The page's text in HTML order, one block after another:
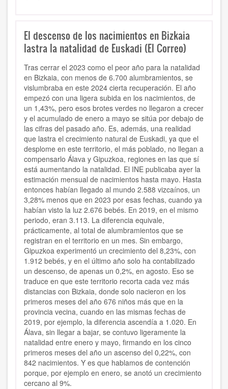
El descenso de los nacimientos en Bizkaia
lastra la natalidad de Euskadi (El Correo)
Tras cerrar el 2023 como el peor año para la natalidad
en Bizkaia, con menos de 6.700 alumbramientos, se
vislumbraba en este 2024 cierta recuperación. El año
empezó con una ligera subida en los nacimientos, de
un 1,43%, pero esos brotes verdes no llegaron a crecer
y el acumulado de enero a mayo se sitúa por debajo de
las cifras del pasado año. Es, además, una realidad
que lastra el crecimiento natural de Euskadi, ya que el
desplome en este territorio, el más poblado, no llegan a
compensarlo Álava y Gipuzkoa, regiones en las que sí
está aumentando la natalidad. El INE publicaba ayer la
estimación mensual de nacimientos hasta mayo. Hasta
entonces habían llegado al mundo 2.588 vizcaínos, un
3,28% menos que en 2023 por esas fechas, cuando ya
habían visto la luz 2.676 bebés. En 2019, en el mismo
periodo, eran 3.113. La diferencia equivale,
prácticamente, al total de alumbramientos que se
registran en el territorio en un mes. Sin embargo,
Gipuzkoa experimentó un crecimiento del 8,23%, con
1.912 bebés, y en el último año solo ha contabilizado
un descenso, de apenas un 0,2%, en agosto. Eso se
traduce en que este territorio recorta cada vez más
distancias con Bizkaia, donde solo nacieron en los
primeros meses del año 676 niños más que en la
provincia vecina, cuando en las mismas fechas de
2019, por ejemplo, la diferencia ascendía a 1.020. En
Álava, sin llegar a bajar, se contuvo ligeramente la
natalidad entre enero y mayo, firmando en los cinco
primeros meses del año un ascenso del 0,22%, con
842 nacimientos. Y es que hablamos de contención
porque, por ejemplo en enero, se anotó un crecimiento
cercano al 9%.